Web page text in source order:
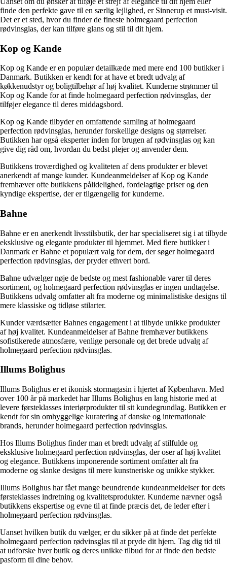
finde den perfekte gave til en særlig lejlighed, er Sinnerup et must-visit.
Det er et sted, hvor du finder de fineste holmegaard perfection
rødvinsglas, der kan tilføre glans og stil til dit hjem.
Kop og Kande
Kop og Kande er en populær detailkæde med mere end 100 butikker i
Danmark. Butikken er kendt for at have et bredt udvalg af
køkkenudstyr og boligtilbehør af høj kvalitet. Kunderne strømmer til
Kop og Kande for at finde holmegaard perfection rødvinsglas, der
tilføjer elegance til deres middagsbord.
Kop og Kande tilbyder en omfattende samling af holmegaard
perfection rødvinsglas, herunder forskellige designs og størrelser.
Butikken har også eksperter inden for brugen af rødvinsglas og kan
give dig råd om, hvordan du bedst plejer og anvender dem.
Butikkens troværdighed og kvaliteten af dens produkter er blevet
anerkendt af mange kunder. Kundeanmeldelser af Kop og Kande
fremhæver ofte butikkens pålidelighed, fordelagtige priser og den
kyndige ekspertise, der er tilgængelig for kunderne.
Bahne
Bahne er en anerkendt livsstilsbutik, der har specialiseret sig i at tilbyde
eksklusive og elegante produkter til hjemmet. Med flere butikker i
Danmark er Bahne et populært valg for dem, der søger holmegaard
perfection rødvinsglas, der pryder ethvert bord.
Bahne udvælger nøje de bedste og mest fashionable varer til deres
sortiment, og holmegaard perfection rødvinsglas er ingen undtagelse.
Butikkens udvalg omfatter alt fra moderne og minimalistiske designs til
mere klassiske og tidløse stilarter.
Kunder værdsætter Bahnes engagement i at tilbyde unikke produkter
af høj kvalitet. Kundeanmeldelser af Bahne fremhæver butikkens
sofistikerede atmosfære, venlige personale og det brede udvalg af
holmegaard perfection rødvinsglas.
Illums Bolighus
Illums Bolighus er et ikonisk stormagasin i hjertet af København. Med
over 100 år på markedet har Illums Bolighus en lang historie med at
levere førsteklasses interiørprodukter til sit kundegrundlag. Butikken er
kendt for sin omhyggelige kuratering af danske og internationale
brands, herunder holmegaard perfection rødvinsglas.
Hos Illums Bolighus finder man et bredt udvalg af stilfulde og
eksklusive holmegaard perfection rødvinsglas, der oser af høj kvalitet
og elegance. Butikkens imponerende sortiment omfatter alt fra
moderne og slanke designs til mere kunstneriske og unikke stykker.
Illums Bolighus har fået mange beundrende kundeanmeldelser for dets
førsteklasses indretning og kvalitetsprodukter. Kunderne nævner også
butikkens ekspertise og evne til at finde præcis det, de leder efter i
holmegaard perfection rødvinsglas.
Uanset hvilken butik du vælger, er du sikker på at finde det perfekte
holmegaard perfection rødvinsglas til at pryde dit hjem. Tag dig tid til
at udforske hver butik og deres unikke tilbud for at finde den bedste
pasform til dine behov.